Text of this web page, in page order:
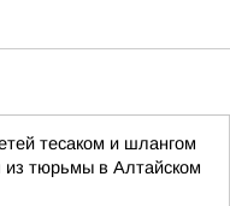
тесаком и шлангом
из тюрьмы в Алтайском